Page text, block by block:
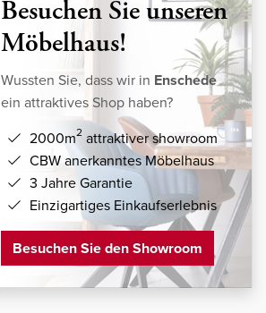
Besuchen Sie unseren
Möbelhaus!
Wussten Sie, dass wir in Enschede
ein attraktives Shop haben?
2000m2 attraktiver showroom
CBW anerkanntes Möbelhaus
3 Jahre Garantie
Einzigartiges Einkaufserlebnis
Besuchen Sie den Showroom